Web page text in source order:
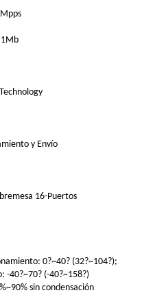
y Envío
16-Puertos
0?~40? (32?~104?);
-40?~70? (-40?~158?)
sin condensación